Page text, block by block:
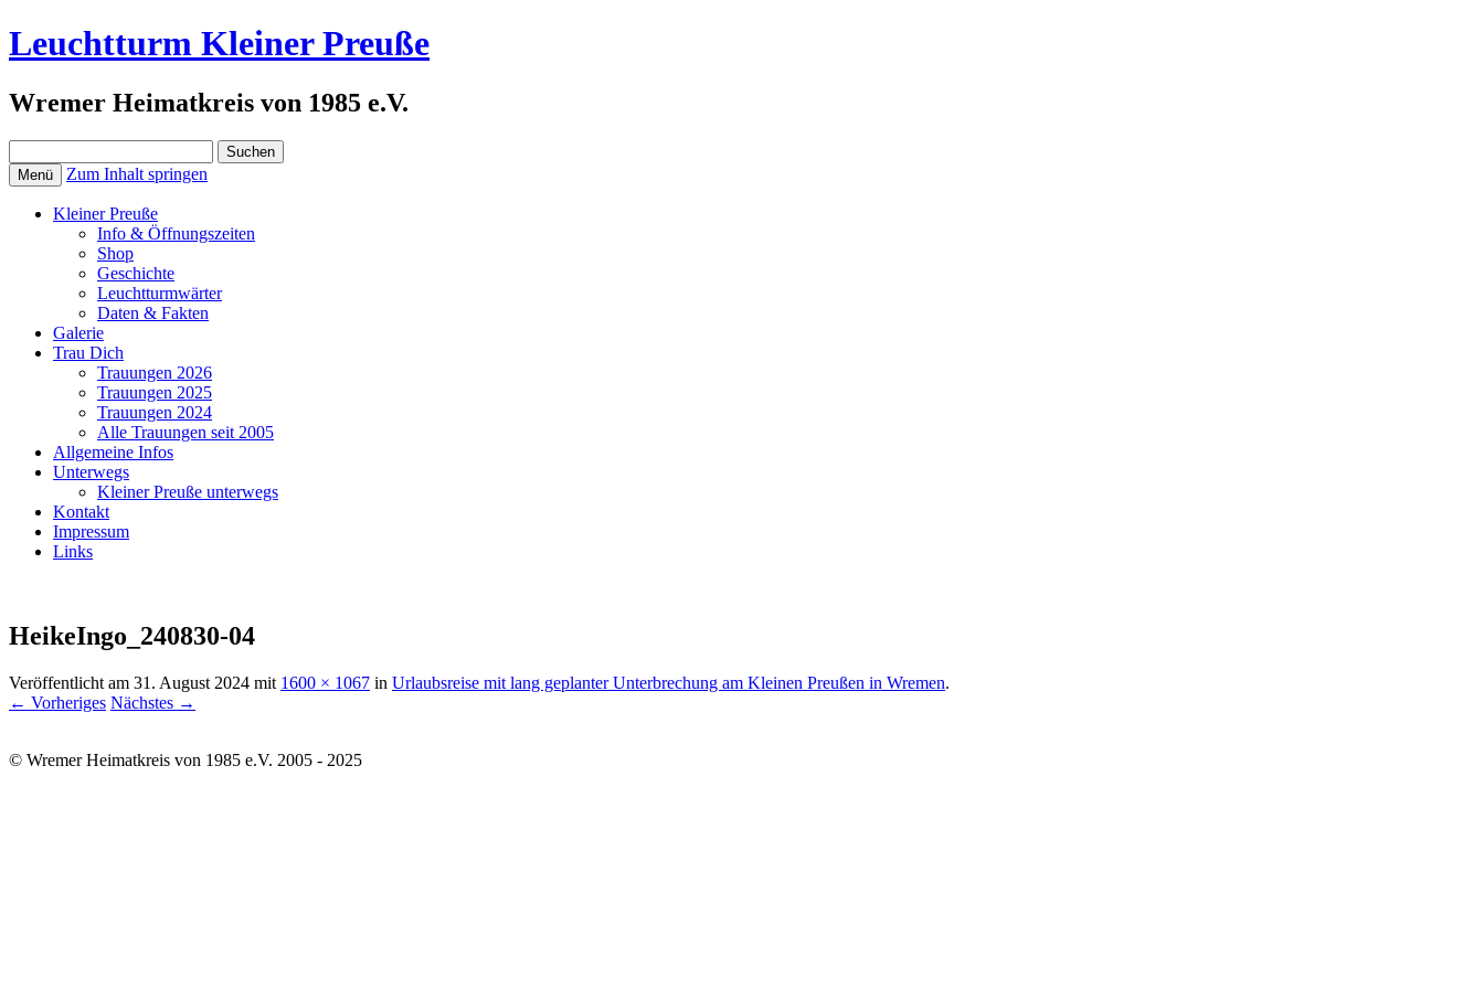
Leuchtturm Kleiner Preuße
Wremer Heimatkreis von 1985 e.V.
nach:
Menü Zum Inhalt springen
Kleiner Preuße
Info & Öffnungszeiten
Shop
Geschichte
Leuchtturmwärter
Daten & Fakten
Galerie
Trau Dich
Trauungen 2026
Trauungen 2025
Trauungen 2024
Alle Trauungen seit 2005
Allgemeine Infos
Unterwegs
Kleiner Preuße unterwegs
Kontakt
Impressum
Links
HeikeIngo_240830-04
Veröffentlicht am 31. August 2024 mit 1600 × 1067 in Urlaubsreise mit lang geplanter Unterbrechung am Kleinen Preußen in Wremen.
← Vorheriges Nächstes →
© Wremer Heimatkreis von 1985 e.V. 2005 - 2025